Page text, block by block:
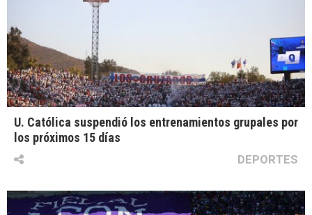
U. Católica suspendió los entrenamientos grupales por
los próximos 15 días
DEPORTES